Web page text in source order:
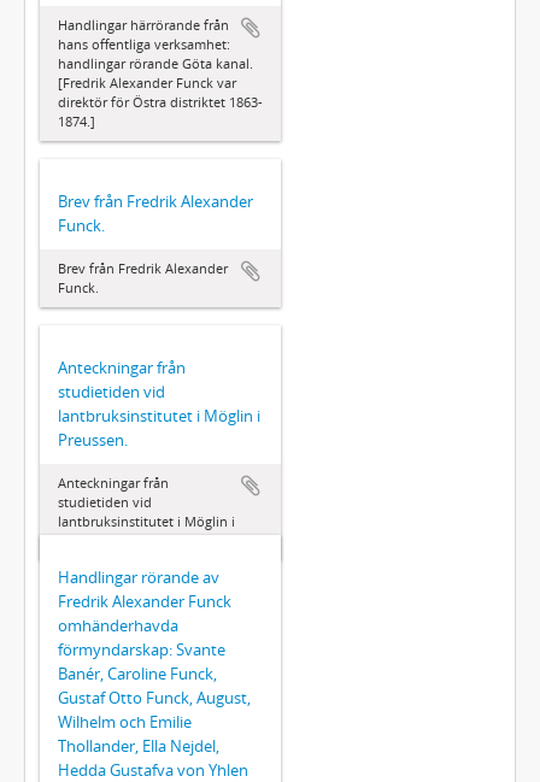
Handlingar härrörande från
hans offentliga verksamhet:
handlingar rörande Göta kanal.
[Fredrik Alexander Funck var
direktör för Östra distriktet 1863-
1874.]
Brev från Fredrik Alexander
Funck.
Brev från Fredrik Alexander
Funck.
Anteckningar från
studietiden vid
lantbruksinstitutet i Möglin i
Preussen.
Anteckningar från
studietiden vid
lantbruksinstitutet i Möglin i
Preussen.
Handlingar rörande av
Fredrik Alexander Funck
omhänderhavda
förmyndarskap: Svante
Banér, Caroline Funck,
Gustaf Otto Funck, August,
Wilhelm och Emilie
Thollander, Ella Nejdel,
Hedda Gustafva von Yhlen